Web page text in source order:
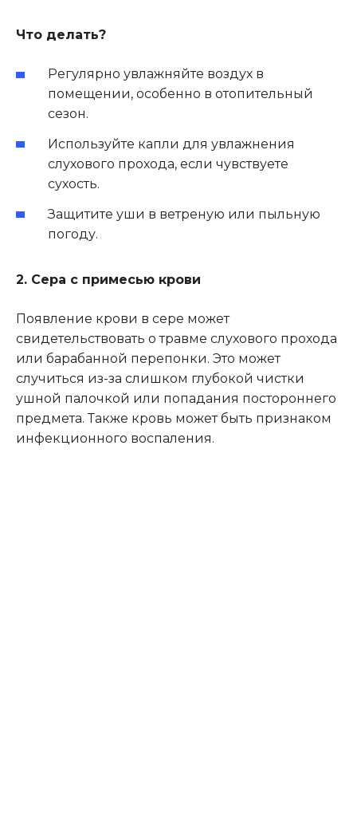
Что делать?
Регулярно увлажняйте воздух в
помещении, особенно в отопительный
сезон.
Используйте капли для увлажнения
слухового прохода, если чувствуете
сухость.
Защитите уши в ветреную или пыльную
погоду.
2. Сера с примесью крови
Появление крови в сере может
свидетельствовать о травме слухового прохода
или барабанной перепонки. Это может
случиться из-за слишком глубокой чистки
ушной палочкой или попадания постороннего
предмета. Также кровь может быть признаком
инфекционного воспаления.